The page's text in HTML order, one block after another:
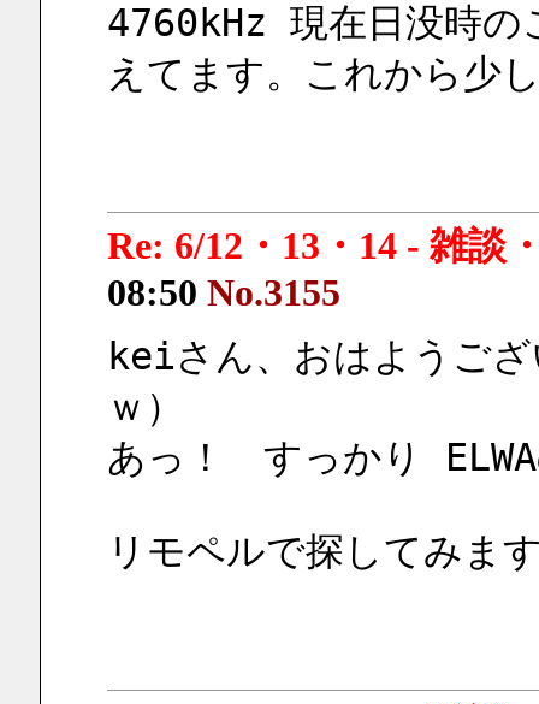
4760kHz 現在日没時の
えてます。これから少
Re: 6/12・13・14 - 雑談
08:50 No.3155
keiさん、おはようご
ｗ）
あっ！　すっかり
リモペルで探してみま